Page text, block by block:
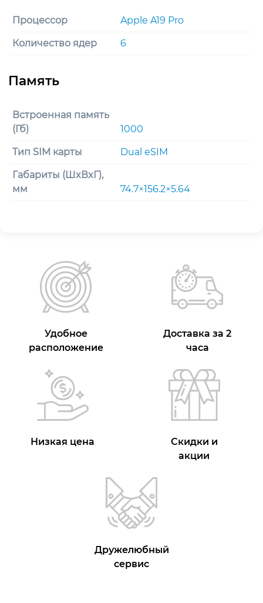
Процессор Apple A19 Pro
Количество ядер 6
Встроенная память
(Гб)
1000
Тип SIM карты Dual eSIM
Габариты (ШxВxГ),
мм
74.7×156.2×5.64
Удобное
расположение
Доставка за 2
часа
Низкая цена
Скидки и
акции
Дружелюбный
сервис